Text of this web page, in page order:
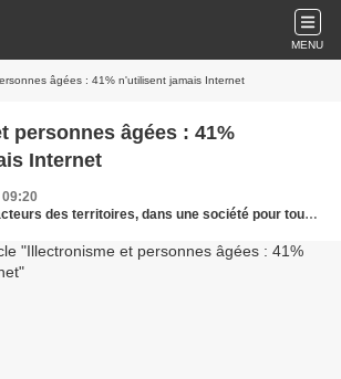
MENU
âgées : 41% n'utilisent jamais Internet
personnes âgées : 41%
Internet
09:20
des territoires, dans une société pour tous les âges